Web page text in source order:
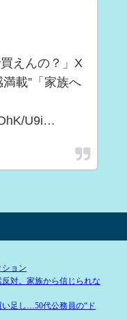
えんの？」X
載”「家族へ
U9i…